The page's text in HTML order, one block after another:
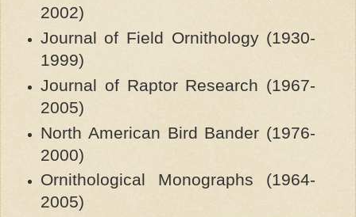
2002)
Journal of Field Ornithology (1930-
1999)
Journal of Raptor Research (1967-
2005)
North American Bird Bander (1976-
2000)
Ornithological Monographs (1964-
2005)